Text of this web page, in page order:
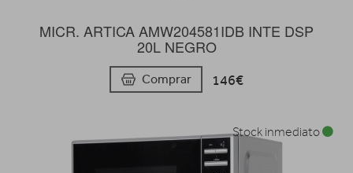
MICR. ARTICA AMW204581IDB INTE DSP
20L NEGRO
Comprar 146€
Stock inmediato